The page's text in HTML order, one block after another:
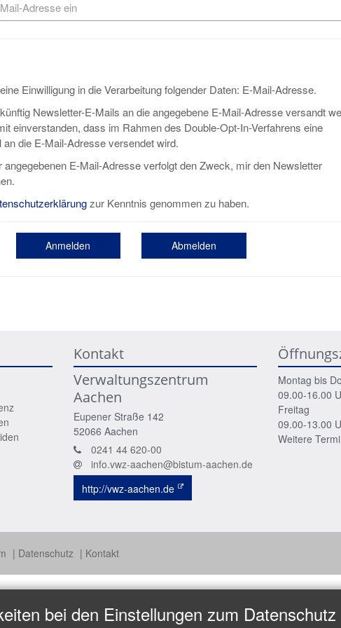
Einwilligung in die Verarbeitung folgender Daten: E-Mail-Adresse.
Newsletter-E-Mails an die angegebene E-Mail-Adresse versandt
einverstanden, dass im Rahmen des Double-Opt-In-Verfahrens eine
die E-Mail-Adresse versendet wird.
angegebenen E-Mail-Adresse verfolgt den Zweck, mir den Newsletter
zur Kenntnis genommen zu haben.
Anmelden Abmelden
Kontakt
Verwaltungszentrum
Aachen
Eupener Straße 142
52066 Aachen
0241 44 620-00
info.vwz-aachen@bistum-aachen.de
http://vwz-aachen.de
Montag bis
09.00-16.00
Freitag
09.00-13.00
Weitere
Datenschutz Kontakt
bei den Einstellungen zum Datenschutz